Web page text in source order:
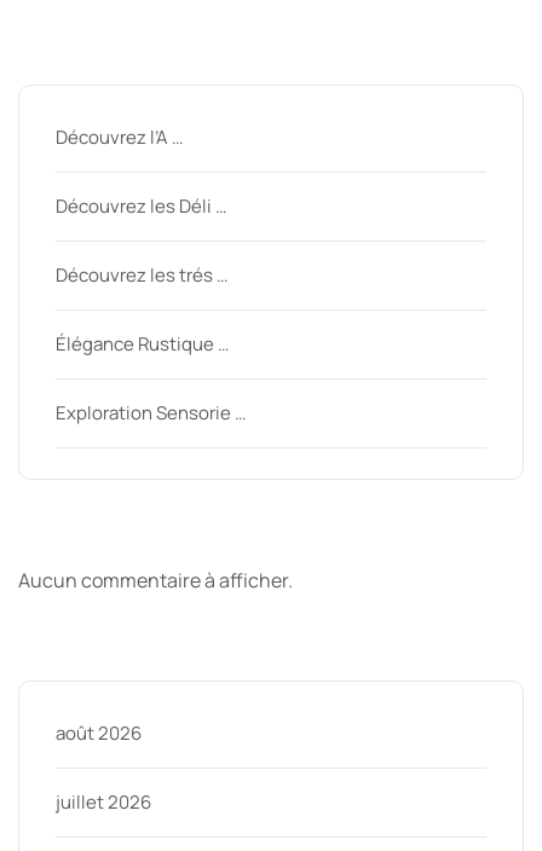
Découvrez l’A …
Découvrez les Déli …
Découvrez les trés …
Élégance Rustique …
Exploration Sensorie …
Aucun commentaire à afficher.
août 2026
juillet 2026